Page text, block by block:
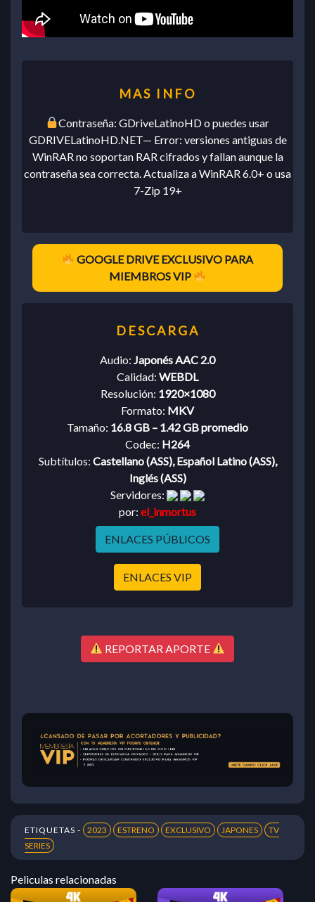
Contraseña: GDriveLatinoHD o puedes usar
GDRIVELatinoHD.NET— Error: versiones antiguas de
WinRAR no soportan RAR cifrados y fallan aunque la
contraseña sea correcta. Actualiza a WinRAR 6.0+ o usa
7-Zip 19+
GOOGLE DRIVE EXCLUSIVO PARA
MIEMBROS VIP
Audio: Japonés AAC 2.0
Calidad: WEBDL
Resolución: 1920×1080
Formato: MKV
Tamaño: 16.8 GB – 1.42 GB promedio
Codec: H264
Subtítulos: Castellano (ASS), Español Latino (ASS),
Inglés (ASS)
Servidores:
por: el_inmortus
ENLACES PÚBLICOS
ENLACES VIP
REPORTAR APORTE
ETIQUETAS - 2023 ESTRENO EXCLUSIVO JAPONES
TV
SERIES
Peliculas relacionadas